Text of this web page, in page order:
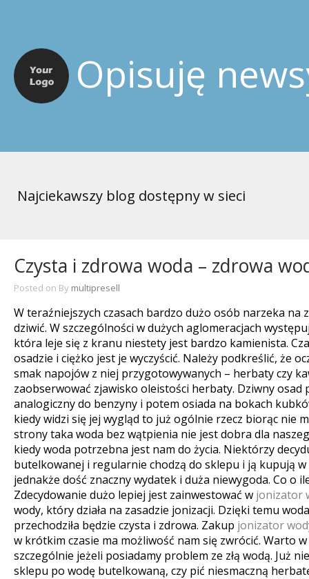
Opisuję
Najciekawszy blog dostępny w sieci
Czysta i zdrowa woda – zdrowa
Posted on By multipresell
W teraźniejszych czasach bardzo dużo osób narzeka na
dziwić. W szczególności w dużych aglomeracjach
która leje się z kranu niestety jest bardzo kamienista.
osadzie i ciężko jest je wyczyścić. Należy podkreślić, że
smak napojów z niej przygotowywanych – herbaty czy
zaobserwować zjawisko oleistości herbaty. Dziwny osad
analogiczny do benzyny i potem osiada na bokach
kiedy widzi się jej wygląd to już ogólnie rzecz biorąc nie
strony taka woda bez wątpienia nie jest dobra dla
kiedy woda potrzebna jest nam do życia. Niektórzy
butelkowanej i regularnie chodzą do sklepu i ją kupują w
jednakże dość znaczny wydatek i duża niewygoda. Co o
Zdecydowanie dużo lepiej jest zainwestować w jonizator
wody, który działa na zasadzie jonizacji. Dzięki temu
przechodziła będzie czysta i zdrowa. Zakup jonizator
w krótkim czasie ma możliwość nam się zwrócić. Warto
szczególnie jeżeli posiadamy problem ze złą wodą. Już
sklepu po wodę butelkowaną, czy pić niesmaczną